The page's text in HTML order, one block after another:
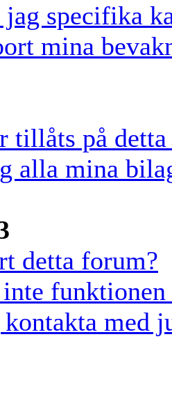
specifika
mina
tillåts på
alla mina
detta forum?
funktionen
med